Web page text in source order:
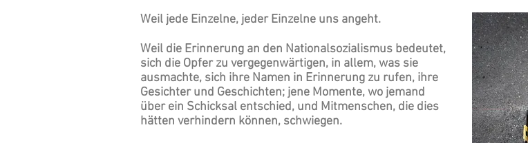
Weil jede Einzelne, jeder Einzelne uns angeht.
Weil die Erinnerung an den Nationalsozialismus bedeutet,
sich die Opfer zu vergegenwärtigen, in allem, was sie
ausmachte, sich ihre Namen in Erinnerung zu rufen, ihre
Gesichter und Geschichten; jene Momente, wo jemand
über ein Schicksal entschied, und Mitmenschen, die dies
hätten verhindern können, schwiegen.